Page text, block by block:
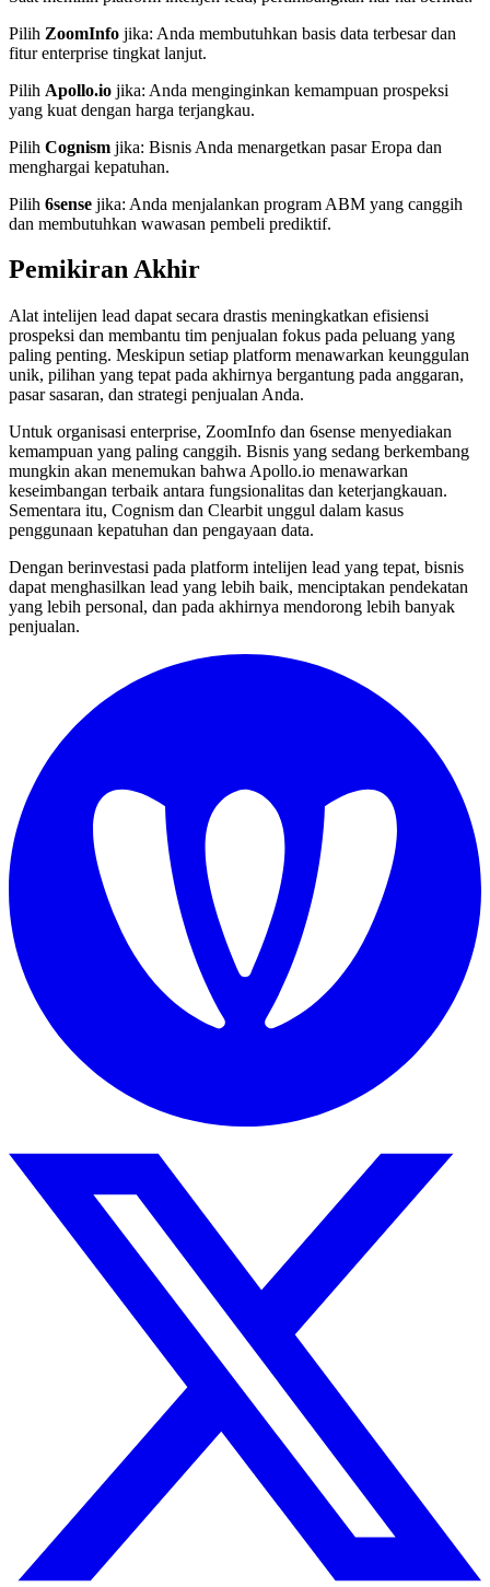
Pilih ZoomInfo jika: Anda membutuhkan basis data terbesar dan
fitur enterprise tingkat lanjut.
Pilih Apollo.io jika: Anda menginginkan kemampuan prospeksi
yang kuat dengan harga terjangkau.
Pilih Cognism jika: Bisnis Anda menargetkan pasar Eropa dan
menghargai kepatuhan.
Pilih 6sense jika: Anda menjalankan program ABM yang canggih
dan membutuhkan wawasan pembeli prediktif.
Pemikiran Akhir
Alat intelijen lead dapat secara drastis meningkatkan efisiensi
prospeksi dan membantu tim penjualan fokus pada peluang yang
paling penting. Meskipun setiap platform menawarkan keunggulan
unik, pilihan yang tepat pada akhirnya bergantung pada anggaran,
pasar sasaran, dan strategi penjualan Anda.
Untuk organisasi enterprise, ZoomInfo dan 6sense menyediakan
kemampuan yang paling canggih. Bisnis yang sedang berkembang
mungkin akan menemukan bahwa Apollo.io menawarkan
keseimbangan terbaik antara fungsionalitas dan keterjangkauan.
Sementara itu, Cognism dan Clearbit unggul dalam kasus
penggunaan kepatuhan dan pengayaan data.
Dengan berinvestasi pada platform intelijen lead yang tepat, bisnis
dapat menghasilkan lead yang lebih baik, menciptakan pendekatan
yang lebih personal, dan pada akhirnya mendorong lebih banyak
penjualan.